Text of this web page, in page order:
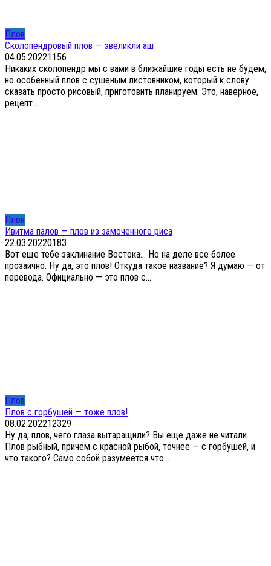
Плов
Сколопендровый плов — эвеликли аш
04.05.20221156
Никаких сколопендр мы с вами в ближайшие годы есть не будем,
но особенный плов с сушеным листовником, который к слову
сказать просто рисовый, приготовить планируем. Это, наверное,
рецепт...
Плов
Ивитма палов — плов из замоченного риса
22.03.20220183
Вот еще тебе заклинание Востока… Но на деле все более
прозаично. Ну да, это плов! Откуда такое название? Я думаю — от
перевода. Официально — это плов с...
Плов
Плов с горбушей — тоже плов!
08.02.202212329
Ну да, плов, чего глаза вытаращили? Вы еще даже не читали.
Плов рыбный, причем с красной рыбой, точнее — с горбушей, и
что такого? Само собой разумеется что...